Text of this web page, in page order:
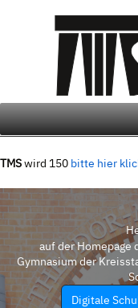
TMSwird 150 bitte hier
auf der Homepage
Gymnasium der
Digitale